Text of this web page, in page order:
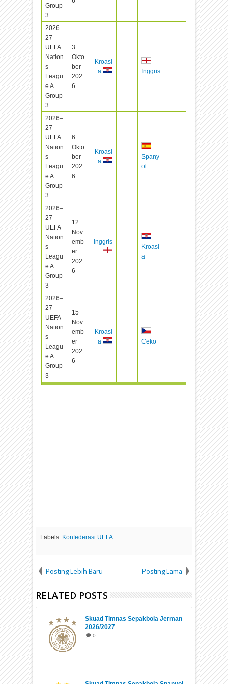
Group
3
2026–
27
UEFA
Nation
s
Leagu
e A
Group
3
3
Okto
ber
202
6
Kroasi
a
–
Inggris
2026–
27
UEFA
Nation
s
Leagu
e A
Group
3
6
Okto
ber
202
6
Kroasi
a
–
Spany
ol
2026–
27
UEFA
Nation
s
Leagu
e A
Group
3
12
Nov
emb
er
202
6
Inggris
–
Kroasi
a
2026–
27
UEFA
Nation
s
Leagu
e A
Group
3
15
Nov
emb
er
202
6
Kroasi
a
–
Ceko
Labels: Konfederasi UEFA
Posting Lebih Baru Posting Lama
RELATED POSTS
Skuad Timnas Sepakbola Jerman
2026/2027
0